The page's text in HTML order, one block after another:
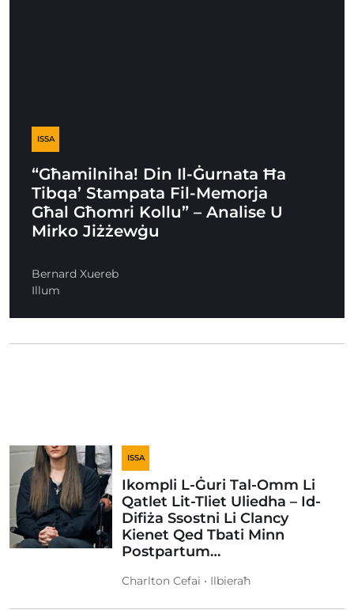
ISSA
“Għamilniha! Din Il-Ġurnata Ħa
Tibqa’ Stampata Fil-Memorja
Għal Għomri Kollu” – Analise U
Mirko Jiżżewġu
Bernard Xuereb
Illum
ISSA
Ikompli L-Ġuri Tal-Omm Li
Qatlet Lit-Tliet Uliedha – Id-
Difiża Ssostni Li Clancy
Kienet Qed Tbati Minn
Postpartum…
Charlton Cefai • Ilbieraħ